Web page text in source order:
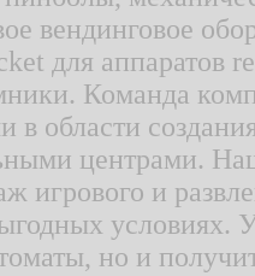
вендинговое
для аппаратов
Команда
в области
центрами.
игрового и
условиях.
но и